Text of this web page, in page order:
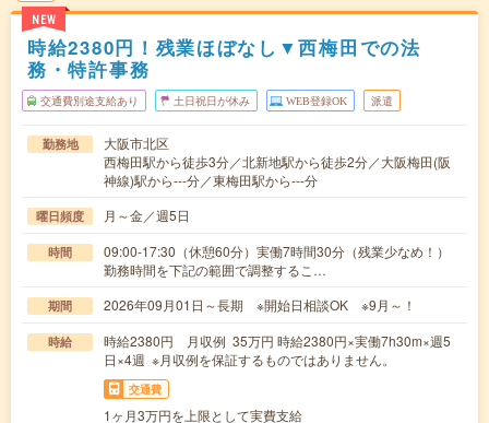
NEW
時給2380円！残業ほぼなし▼西梅田での法
務・特許事務
交通費別途支給あり 土日祝日が休み WEB登録OK 派遣
勤務地
大阪市北区
西梅田駅から徒歩3分／北新地駅から徒歩2分／大阪梅田(阪
神線)駅から---分／東梅田駅から---分
曜日頻度 月～金／週5日
時間
09:00-17:30（休憩60分）実働7時間30分（残業少なめ！）
勤務時間を下記の範囲で調整するこ…
期間 2026年09月01日～長期 ※開始日相談OK ※9月～！
時給
時給2380円 月収例 35万円 時給2380円×実働7h30m×週5
日×4週 ※月収例を保証するものではありません。
交通費
1ヶ月3万円を上限として実費支給